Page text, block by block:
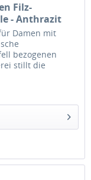
Filz-
- Anthrazit
Damen mit
bezogenen
stillt die